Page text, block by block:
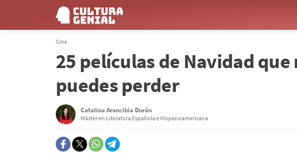
Cine
25 películas de Navidad que
puedes perder
Catalina Arancibia Durán
Máster en Literatura Española e Hispanoamericana